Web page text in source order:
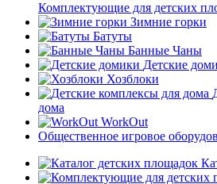
Комплектующие для детских
Зимние горки
Батуты
Банные Чаны
Детские
Хозблоки
дома
WorkOut
Общественное игровое